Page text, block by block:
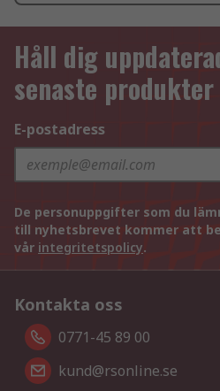
Håll dig
senaste
E-postadress
De personuppgifter som du
till nyhetsbrevet kommer att
vår integritetspolicy.
Kontakta oss
0771-45 89 00
kund@rsonline.se